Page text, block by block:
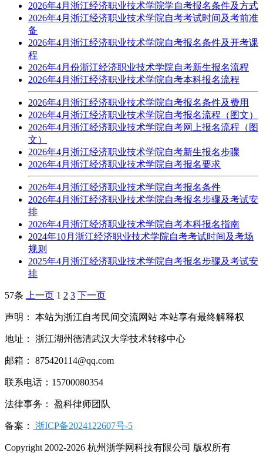
2026年4月浙江经济职业技术学院学自考报名条件及方式
2026年4月浙江经济职业技术学院自考考试时间及考前准
备
2026年4月浙江经济职业技术学院自考报名条件及开考课
程
2026年4月份浙江经济职业技术学院自考新生报名流程
2026年4月浙江经济职业技术学院自考本科报名流程
2026年4月浙江经济职业技术学院自考报名条件及费用
2026年4月浙江经济职业技术学院自考报名流程（图文）
2026年4月浙江经济职业技术学院自考网上报名流程（图
文）
2026年4月浙江经济职业技术学院自考新生报名步骤
2026年4月浙江经济职业技术学院自考报名要求
2026年4月浙江经济职业技术学院自考报名条件
2026年4月浙江经济职业技术学院自考报名步骤及考试安
排
2026年4月浙江经济职业技术学院自考本科报名指南
2024年10月浙江经济职业技术学院自考考试时间及考场
规则
2025年4月浙江经济职业技术学院自考报名步骤及考试安
排
57条 上一页 1 2 3 下一页
声明： 本站为浙江自考民间交流网站 本站享有最终解释权
地址： 浙江湖州德清武汉大学技术转移中心
邮箱： 875420114@qq.com
联系电话：15700080354
法律事务： 盈科律师团队
备案： 浙ICP备2024122607号-5
Copyright 2002-2026 杭州浙学网科技有限公司 版权所有